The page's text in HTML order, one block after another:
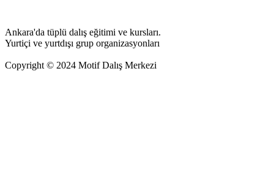
Ankara'da tüplü dalış eğitimi ve kursları.
Yurtiçi ve yurtdışı grup organizasyonları
Copyright © 2024 Motif Dalış Merkezi